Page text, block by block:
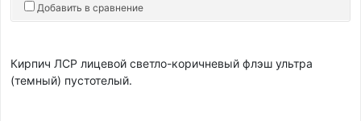
Добавить в сравнение
Кирпич ЛСР лицевой светло-коричневый флэш ультра
(темный) пустотелый.